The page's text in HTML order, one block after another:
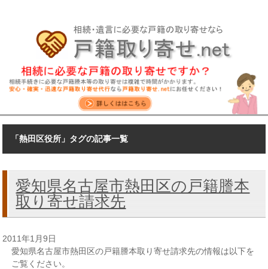
「熱田区役所」タグの記事一覧
愛知県名古屋市熱田区の戸籍謄本
取り寄せ請求先
2011年1月9日
愛知県名古屋市熱田区の戸籍謄本取り寄せ請求先の情報は以下を
ご覧ください。